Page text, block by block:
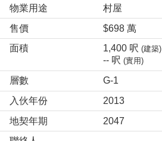
物業用途
村屋
售價
$698 萬
面積
1,400 呎 (建築)
-- 呎 (實用)
層數
G-1
入伙年份
2013
地契年期
2047